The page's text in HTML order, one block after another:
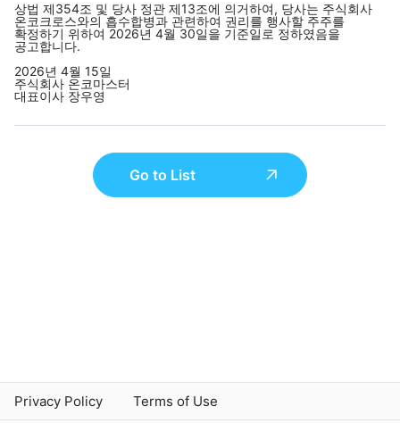
상법 제354조 및 당사 정관 제13조에 의거하여, 당사는 주식회사
온코크로스와의 흡수합병과 관련하여 권리를 행사할 주주를
확정하기 위하여 2026년 4월 30일을 기준일로 정하였음을
공고합니다.
2026년 4월 15일
주식회사 온코마스터
대표이사 장우영
Go to List
Privacy Policy Terms of Use